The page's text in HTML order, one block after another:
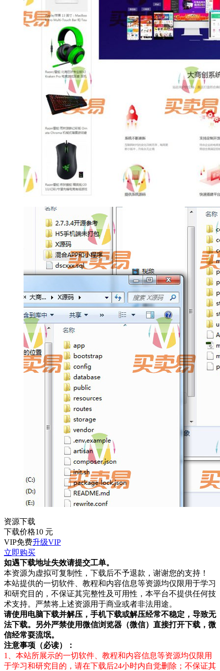
资源下载
下载价格10 元
VIP免费升级VIP
立即购买
如遇下载地址失效请提交工单。
本资源为虚拟可复制性，下载后不予退款，谢谢您的支持！
本站提供的一切软件、教程和内容信息等资源均仅限用于学习
和研究目的，不保证其完整性及可用性，本平台不提供任何技
术支持。严禁将上述资源用于商业或者非法用途。
请使用电脑下载并解压，手机下载或解压经常不稳定，导致无
法下载。另外严禁使用微信浏览器（微信）直接打开下载，微
信经常耍流氓。
注意事项（必读）：
1、本站所展示的一切软件、教程和内容信息等资源均仅限用
于学习和研究目的，请在下载后24小时内自觉删除；不保证其